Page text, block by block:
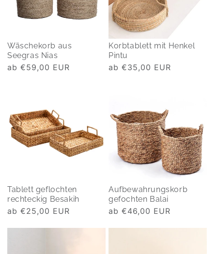
Wäschekorb aus
Seegras Nias
Normaler
ab €59,00 EUR
Korbtablett mit Henkel
Pintu
Normaler
ab €35,00 EUR
Tablett geflochten
rechteckig Besakih
Normaler
ab €25,00 EUR
Aufbewahrungskorb
gefochten Balai
Normaler
ab €46,00 EUR